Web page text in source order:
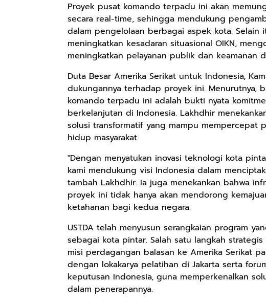
Proyek pusat komando terpadu ini akan
secara real-time, sehingga mendukung
dalam pengelolaan berbagai aspek kota.
meningkatkan kesadaran situasional OIKN,
meningkatkan pelayanan publik dan keamanan
Duta Besar Amerika Serikat untuk Indonesia,
dukungannya terhadap proyek ini. Menurutnya,
komando terpadu ini adalah bukti nyata
berkelanjutan di Indonesia. Lakhdhir
solusi transformatif yang mampu mempercepat
hidup masyarakat.
"Dengan menyatukan inovasi teknologi kota
kami mendukung visi Indonesia dalam
tambah Lakhdhir. Ia juga menekankan bahwa
proyek ini tidak hanya akan mendorong
ketahanan bagi kedua negara.
USTDA telah menyusun serangkaian program
sebagai kota pintar. Salah satu langkah
misi perdagangan balasan ke Amerika Serikat
dengan lokakarya pelatihan di Jakarta serta
keputusan Indonesia, guna memperkenalkan
dalam penerapannya.
Rp125.000
Buku Seringai
Kunang-kunang
Kumpulan Puisi
Wisnu
Pamungkas
Anyarmart
Rp128.900
Republik
Kelamin | Hybrid
Poetry Book
Anyarmart